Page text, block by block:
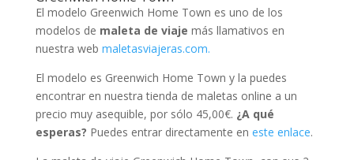
El modelo Greenwich Home Town es uno de los
modelos de maleta de viaje más llamativos en
nuestra web maletasviajeras.com.
El modelo es Greenwich Home Town y la puedes
encontrar en nuestra tienda de maletas online a un
precio muy asequible, por sólo 45,00€. ¿A qué
esperas? Puedes entrar directamente en este enlace.